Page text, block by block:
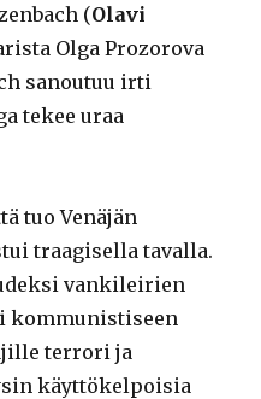
(Olavi
Olga Prozorova
sanoutuu irti
tekee uraa
tuo Venäjän
traagisella tavalla.
vankileirien
kommunistiseen
terrori ja
käyttökelpoisia